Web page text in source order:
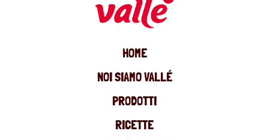
HOME
NOI SIAMO VALLÉ
PRODOTTI
RICETTE